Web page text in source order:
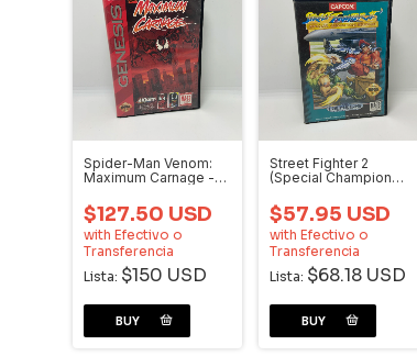
Spider-Man Venom:
Maximum Carnage -
Genesis
$127.50 USD
with Efectivo o
Transferencia
Lista: $150 USD
Street Fighter 2
(Special Champion
Sega Genesis
$57.95 USD
with Efectivo o
Transferencia
Lista: $68.18 USD